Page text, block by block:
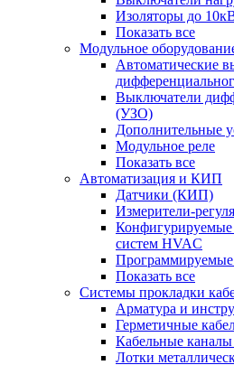
Изоляторы до
Показать все
Модульное
Автоматические
Выключатели
(УЗО)
Дополнительные
Модульное реле
Показать все
Автоматизация и КИП
Датчики (КИП)
Измерители-
Конфигурируемые
систем HVAC
Показать все
Системы прокладки
Арматура и
Герметичные
Кабельные каналы
Лотки